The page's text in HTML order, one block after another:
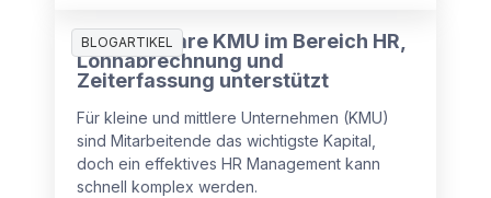
BLOGARTIKEL
Wie Software KMU im Bereich HR,
Lohnabrechnung und
Zeiterfassung unterstützt
Für kleine und mittlere Unternehmen (KMU)
sind Mitarbeitende das wichtigste Kapital,
doch ein effektives HR Management kann
schnell komplex werden.